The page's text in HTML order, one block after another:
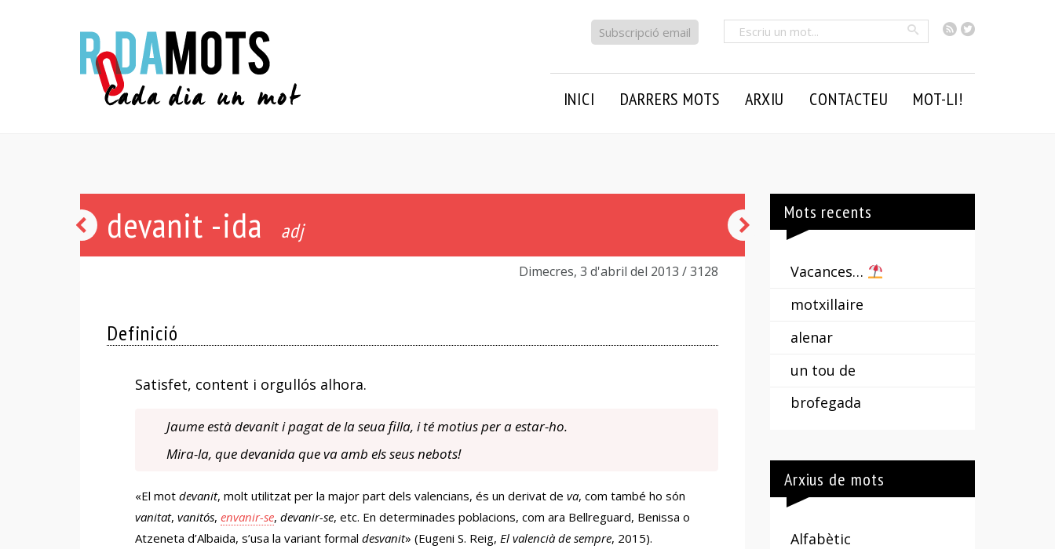
RSSTwitter
Cercar
Subscripció email
INICI DARRERS MOTS ARXIU CONTACTEU MOT-LI!
devanit -ida adj
Dimecres, 3 d'abril del 2013 / 3128
Definició
Satisfet, content i orgullós alhora.
Jaume està devanit i pagat de la seua filla, i té motius per a estar-ho.
Mira-la, que devanida que va amb els seus nebots!
«El mot devanit, molt utilitzat per la major part dels valencians, és un derivat de va, com també ho són
vanitat, vanitós, envanir-se, devanir-se, etc. En determinades poblacions, com ara Bellreguard, Benissa o
Atzeneta d’Albaida, s’usa la variant formal desvanit» (Eugeni S. Reig, El valencià de sempre, 2015).
púrria
Mots recents
Vacances…
motxillaire
alenar
un tou de
brofegada
Arxius de mots
Alfabètic